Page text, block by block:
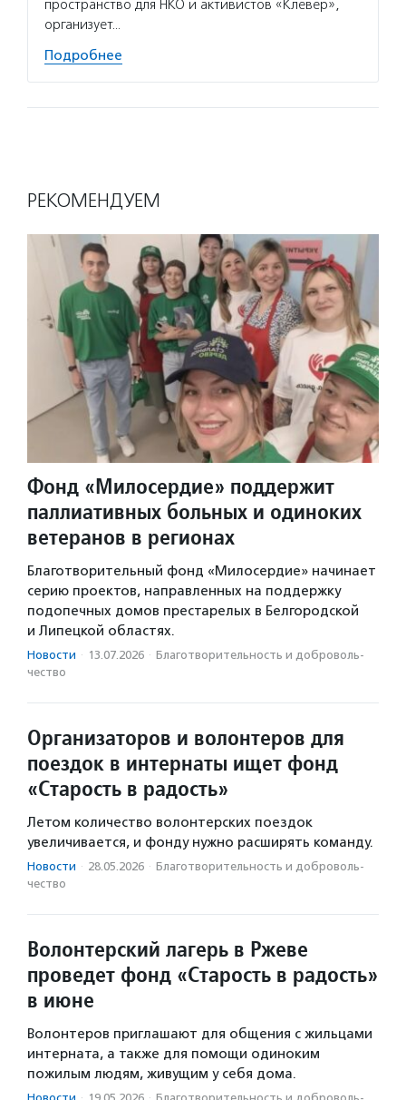
пространство для НКО и активистов «Клевер»,
организует…
Подробнее
РЕКОМЕНДУЕМ
Фонд «Милосердие» поддержит
паллиативных больных и одиноких
ветеранов в регионах
Благотворительный фонд «Милосердие» начинает
серию проектов, направленных на поддержку
подопечных домов престарелых в Белгородской
и Липецкой областях.
Новости · 13.07.2026 · Благотвори­тель­ность и доброволь­
чест­во
Организаторов и волонтеров для
поездок в интернаты ищет фонд
«Старость в радость»
Летом количество волонтерских поездок
увеличивается, и фонду нужно расширять команду.
Новости · 28.05.2026 · Благотвори­тель­ность и доброволь­
чест­во
Волонтерский лагерь в Ржеве
проведет фонд «Старость в радость»
в июне
Волонтеров приглашают для общения с жильцами
интерната, а также для помощи одиноким
пожилым людям, живущим у себя дома.